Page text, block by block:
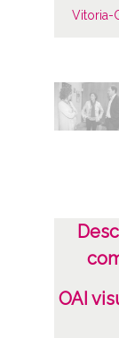
Vitoria-
CC BY-
OAI